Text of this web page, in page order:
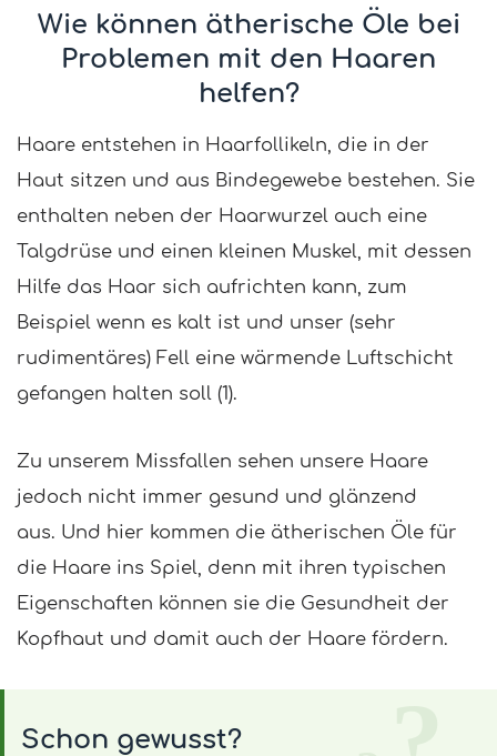
Wie können ätherische Öle bei
Problemen mit den Haaren
helfen?
Haare entstehen in Haarfollikeln, die in der
Haut sitzen und aus Bindegewebe bestehen. Sie
enthalten neben der Haarwurzel auch eine
Talgdrüse und einen kleinen Muskel, mit dessen
Hilfe das Haar sich aufrichten kann, zum
Beispiel wenn es kalt ist und unser (sehr
rudimentäres) Fell eine wärmende Luftschicht
gefangen halten soll (1).
Zu unserem Missfallen sehen unsere Haare
jedoch nicht immer gesund und glänzend
aus. Und hier kommen die ätherischen Öle für
die Haare ins Spiel, denn mit ihren typischen
Eigenschaften können sie die Gesundheit der
Kopfhaut und damit auch der Haare fördern.
Schon gewusst?